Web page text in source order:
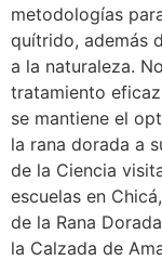
metodologías
quítrido, además
a la naturaleza.
tratamiento
se mantiene el
la rana dorada a
de la Ciencia
escuelas en
de la Rana
la Calzada de